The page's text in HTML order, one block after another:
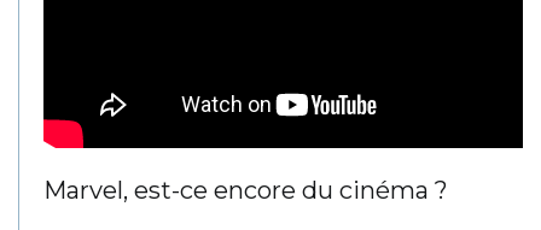
Marvel, est-ce encore du cinéma ?